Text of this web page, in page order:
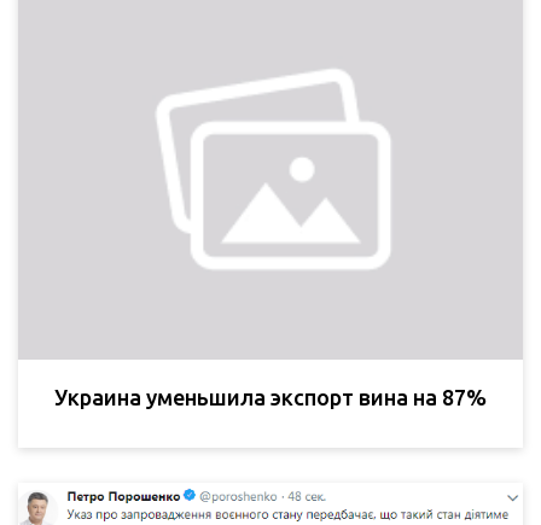
Украина уменьшила экспорт вина на 87%